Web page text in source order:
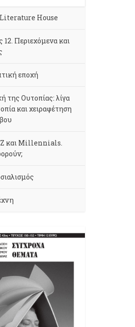
House
Περιεχόμενα και
εποχή
της Ουτοπίας: λίγα
και χειραφέτηση
και Millennials.